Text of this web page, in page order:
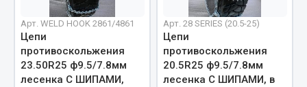
Показать ещё
Весь раздел
Арт. WELD HOOK 2861/4861
Цепи
противоскольжения
23.50R25 ф9.5/7.8мм
лесенка С ШИПАМИ,
Арт. 28 SERIES (20.5-25)
Цепи
противоскольжения
20.5R25 ф9.5/7.8мм
лесенка С ШИПАМИ, в